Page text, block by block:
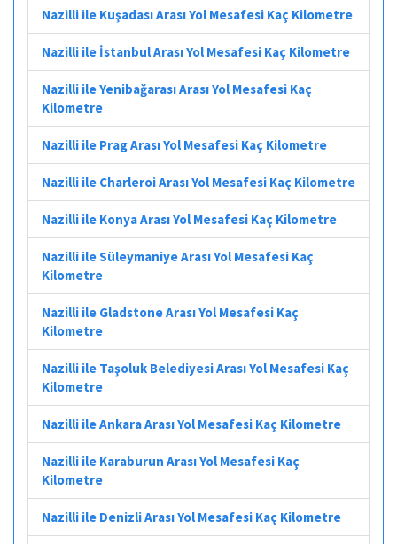
Nazilli ile Kuşadası Arası Yol Mesafesi Kaç Kilometre
Nazilli ile İstanbul Arası Yol Mesafesi Kaç Kilometre
Nazilli ile Yenibağarası Arası Yol Mesafesi Kaç
Kilometre
Nazilli ile Prag Arası Yol Mesafesi Kaç Kilometre
Nazilli ile Charleroi Arası Yol Mesafesi Kaç Kilometre
Nazilli ile Konya Arası Yol Mesafesi Kaç Kilometre
Nazilli ile Süleymaniye Arası Yol Mesafesi Kaç
Kilometre
Nazilli ile Gladstone Arası Yol Mesafesi Kaç
Kilometre
Nazilli ile Taşoluk Belediyesi Arası Yol Mesafesi Kaç
Kilometre
Nazilli ile Ankara Arası Yol Mesafesi Kaç Kilometre
Nazilli ile Karaburun Arası Yol Mesafesi Kaç
Kilometre
Nazilli ile Denizli Arası Yol Mesafesi Kaç Kilometre